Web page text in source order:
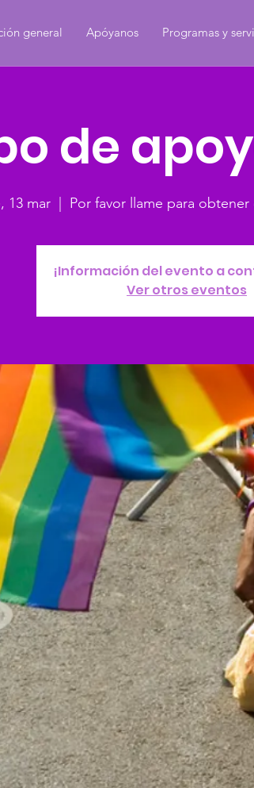
general Apóyanos Programas y
de
13 mar Por favor llame para
¡Información del evento a
Ver otros eventos